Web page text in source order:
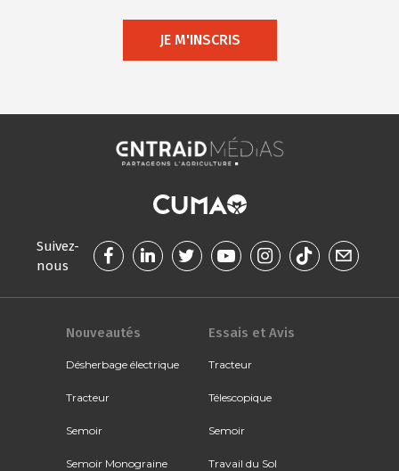
JE M'INSCRIS
Suivez-
nous
Nouveautés
Désherbage électrique
Tracteur
Semoir
Semoir Monograine
Essais et Avis
Tracteur
Télescopique
Semoir
Travail du Sol